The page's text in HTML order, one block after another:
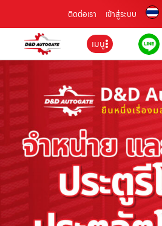
ติดต่อเรา เข้าสู่ระบบ
เมนู